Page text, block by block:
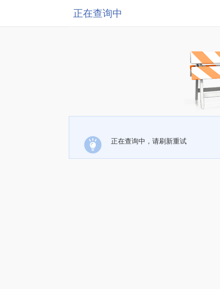
正在查询中
正在查询中，请刷新重试